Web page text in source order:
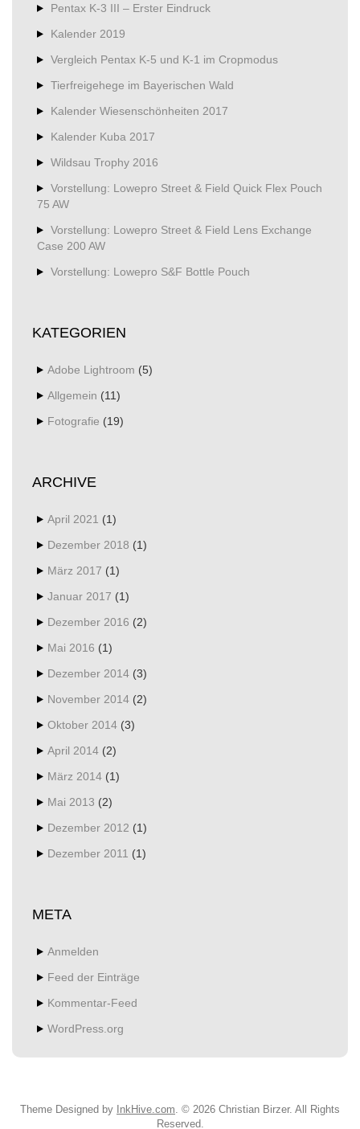
Pentax K-3 III – Erster Eindruck
Kalender 2019
Vergleich Pentax K-5 und K-1 im Cropmodus
Tierfreigehege im Bayerischen Wald
Kalender Wiesenschönheiten 2017
Kalender Kuba 2017
Wildsau Trophy 2016
Vorstellung: Lowepro Street & Field Quick Flex Pouch
75 AW
Vorstellung: Lowepro Street & Field Lens Exchange
Case 200 AW
Vorstellung: Lowepro S&F Bottle Pouch
KATEGORIEN
Adobe Lightroom (5)
Allgemein (11)
Fotografie (19)
ARCHIVE
April 2021 (1)
Dezember 2018 (1)
März 2017 (1)
Januar 2017 (1)
Dezember 2016 (2)
Mai 2016 (1)
Dezember 2014 (3)
November 2014 (2)
Oktober 2014 (3)
April 2014 (2)
März 2014 (1)
Mai 2013 (2)
Dezember 2012 (1)
Dezember 2011 (1)
META
Anmelden
Feed der Einträge
Kommentar-Feed
WordPress.org
Theme Designed by InkHive.com © 2026 Christian Birzer. All Rights
Reserved.